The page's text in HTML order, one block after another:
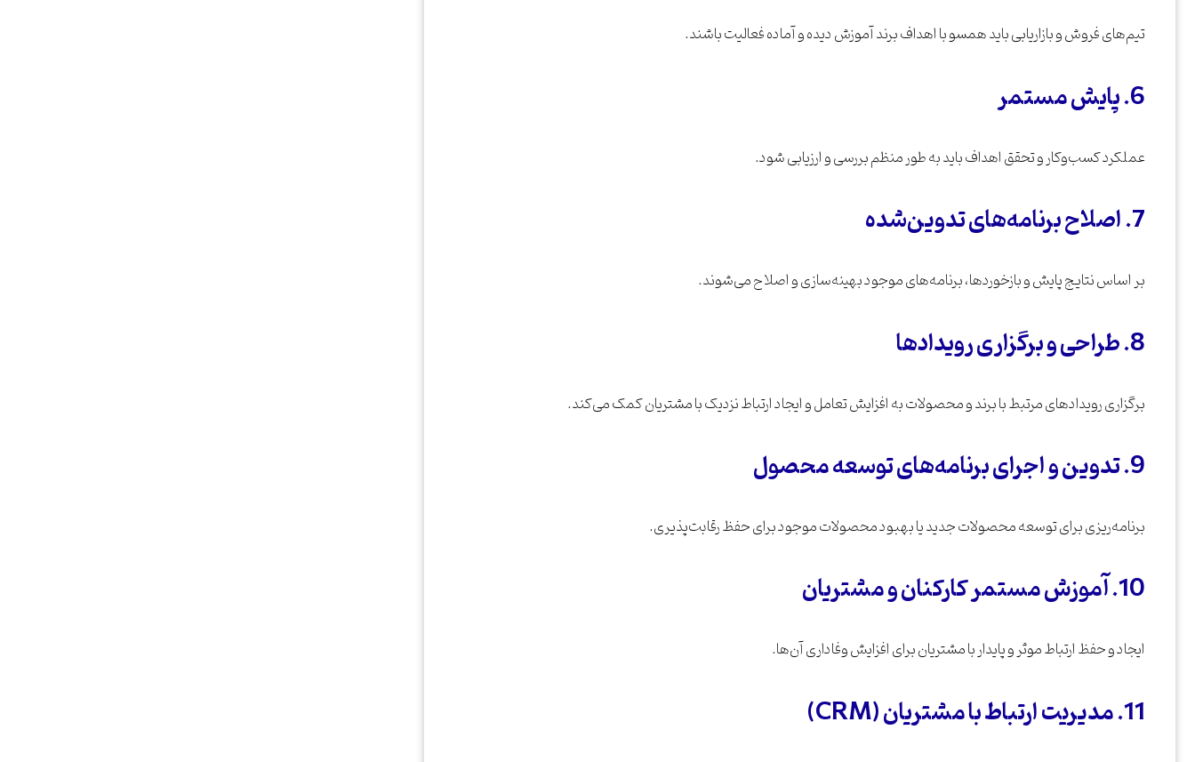
تیم‌های فروش و بازاریابی باید همسو با اهداف برند آموزش دیده و آماده فعالیت باشند.
6. پایش مستمر
عملکرد کسب‌وکار و تحقق اهداف باید به طور منظم بررسی و ارزیابی شود.
7. اصلاح برنامه‌های تدوین‌شده
بر اساس نتایج پایش و بازخوردها، برنامه‌های موجود بهینه‌سازی و اصلاح می‌شوند.
8. طراحی و برگزاری رویدادها
برگزاری رویدادهای مرتبط با برند و محصولات به افزایش تعامل و ایجاد ارتباط نزدیک با مشتریان کمک می‌کند.
9. تدوین و اجرای برنامه‌های توسعه محصول
برنامه‌ریزی برای توسعه محصولات جدید یا بهبود محصولات موجود برای حفظ رقابت‌پذیری.
10. آموزش مستمر کارکنان و مشتریان
ایجاد و حفظ ارتباط موثر و پایدار با مشتریان برای افزایش وفاداری آن‌ها.
11. مدیریت ارتباط با مشتریان (CRM)